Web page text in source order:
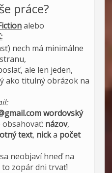
práce?
alebo
nech má minimálne
ale len jeden,
ako titulný obrázok na
wordovský
názov,
text, nicka počet
neobjaví hneď na
zopár dni trvať!